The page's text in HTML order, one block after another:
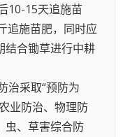
10-15天追施苗
追施苗肥，同时应
结合锄草进行中耕
治采取“预防为
业防治、物理防
虫、草害综合防